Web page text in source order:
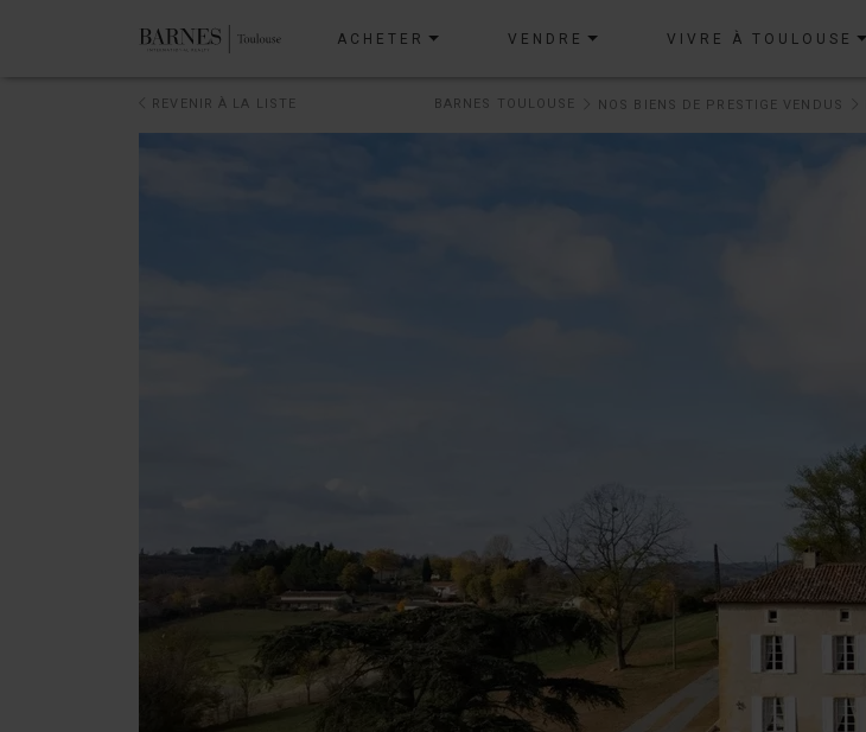
ACHETER VENDRE VIVRE À TOULOUSE
BARNES TOULOUSE NOS BIENS DE PRESTIGE VENDUS
REVENIR À LA LISTE